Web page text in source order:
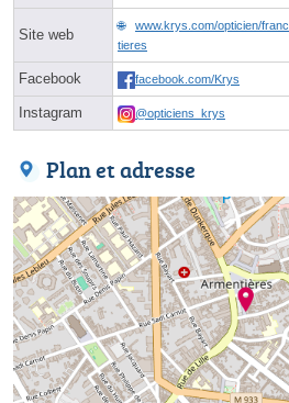
Site web
www.krys.com/opticien/
tieres
Facebook facebook.com/Krys
Instagram @opticiens_krys
Plan et adresse